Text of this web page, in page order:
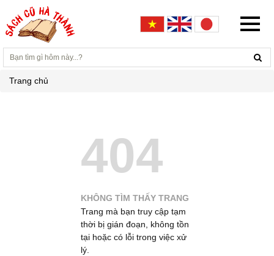
Trang chủ
404
KHÔNG TÌM THẤY TRANG
Trang mà bạn truy cập tạm
thời bị gián đoạn, không tồn
tại hoặc có lỗi trong việc xử
lý.